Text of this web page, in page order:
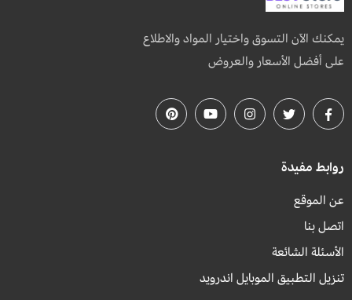
يمكنك الآن التسوق واختيار المواد والاطلاع
على أفضل الأسعار والعروض
روابط مفيدة
عن الموقع
اتصل بنا
الأسئلة الشائعة
تنزيل التطبيق الموبايل اندرويد